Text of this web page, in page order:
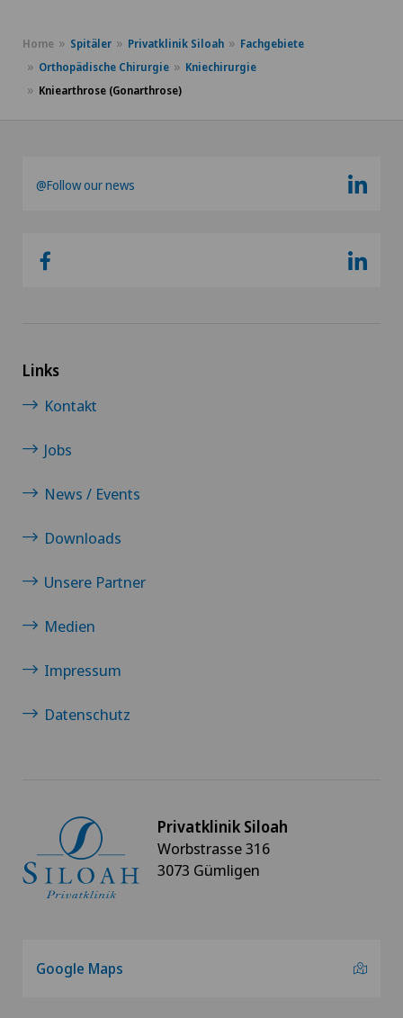
Home Spitäler Privatklinik Siloah
Fachgebiete
Orthopädische Chirurgie
Kniechirurgie
Kniearthrose (Gonarthrose)
@Follow our news
Links
Kontakt
Jobs
News / Events
Downloads
Unsere Partner
Medien
Impressum
Datenschutz
Privatklinik Siloah
Worbstrasse 316
3073 Gümligen
Google Maps